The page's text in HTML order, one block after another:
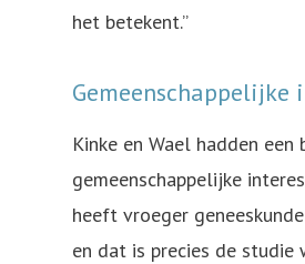
het betekent.”
Gemeenschappelijke
Kinke en Wael hadden een
gemeenschappelijke
heeft vroeger
en dat is precies de studie